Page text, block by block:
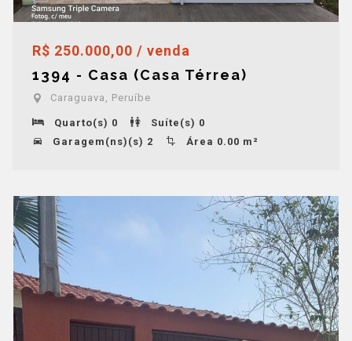
R$ 250.000,00 / venda
1394 - Casa (Casa Térrea)
Caraguava, Peruíbe
Quarto(s) 0
Suíte(s) 0
Garagem(ns)(s) 2
Área 0.00 m²